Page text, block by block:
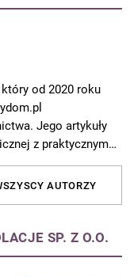
od 2020 roku
Jego artykuły
z praktycznym
zarówno dla
prace
AUTORZY
SP. Z O.O.